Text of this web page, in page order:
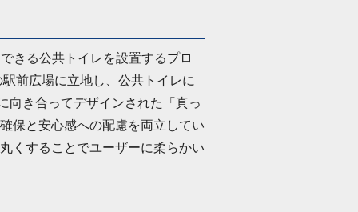
きる公共トイレを設置するプロ
前広場に立地し、公共トイレに
向き合ってデザインされた「真っ
保と安心感への配慮を両立してい
くすることでユーザーに柔らかい